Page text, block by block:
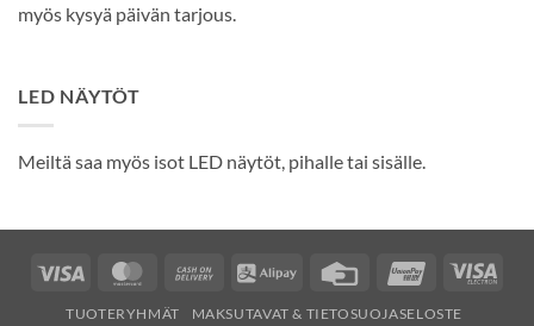
myös kysyä päivän tarjous.
LED NÄYTÖT
Meiltä saa myös isot LED näytöt, pihalle tai sisälle.
Visa MasterCardCash
Alipay
Credit
UnionPayVisa
TUOTERYHMÄT
MAKSUTAVAT & TIETOSUOJASELOSTE